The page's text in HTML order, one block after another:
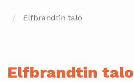
Elfbrandtin talo
Elfbrandtin talo